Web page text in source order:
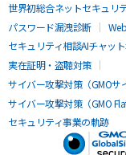
世界初総合ネットセキュリ
パスワード漏洩診断
セキュリティ相談AIチャッ
実在証明・盗聴対策
サイバー攻撃対策（GMOサ
サイバー攻撃対策（GMO
セキュリティ事業の軌跡